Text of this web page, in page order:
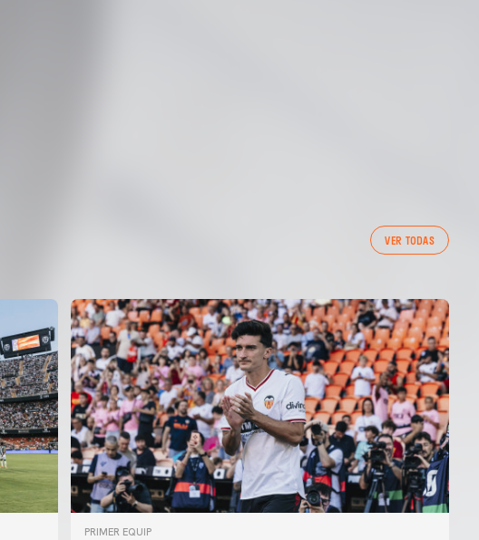
VER TODAS
PRIMER EQUIP